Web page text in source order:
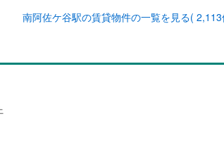
南阿佐ケ谷駅の賃貸物件の一覧を見る( 2,113